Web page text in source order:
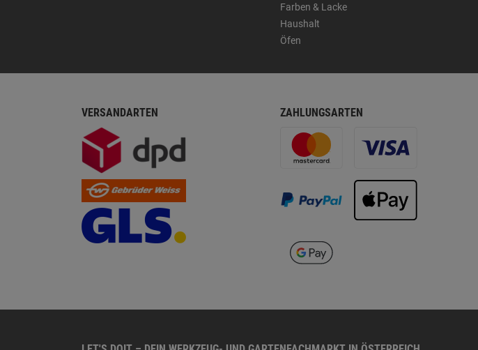
Farben & Lacke
Haushalt
Öfen
VERSANDARTEN ZAHLUNGSARTEN